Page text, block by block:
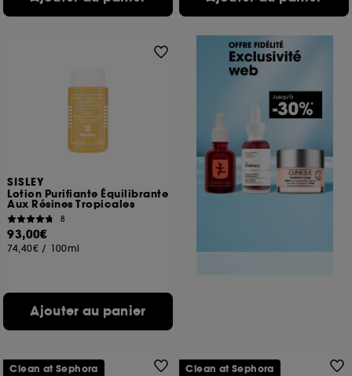
SISLEY
Lotion Purifiante Équilibrante
Aux Résines Tropicales
8
93,00€
74,40€ / 100ml
Ajouter au panier
Clean at Sephora Clean at Sephora